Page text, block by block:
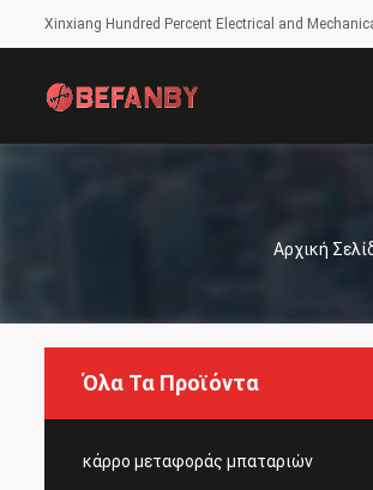
Xinxiang Hundred Percent Electrical and
Αρχική
Όλα Τα Προϊόντα
κάρρο μεταφοράς μπαταριών